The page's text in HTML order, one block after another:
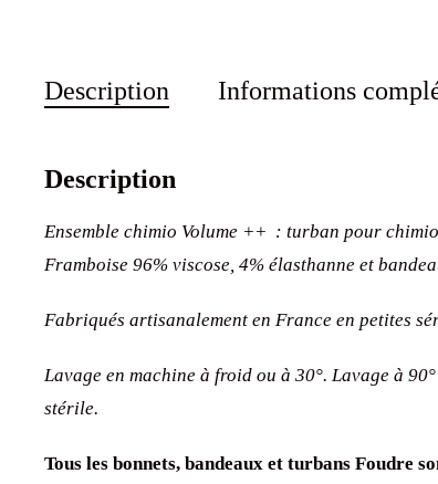
Description Informations
Description
Ensemble chimio Volume ++ : turban pour
Framboise 96% viscose, 4% élasthanne et
Fabriqués artisanalement en France en petites
Lavage en machine à froid ou à 30°. Lavage à
stérile.
Tous les bonnets, bandeaux et turbans Foudre